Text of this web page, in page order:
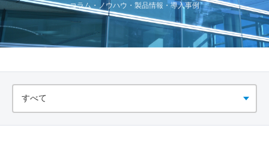
コラム・ノウハウ・製品情報・導入事例